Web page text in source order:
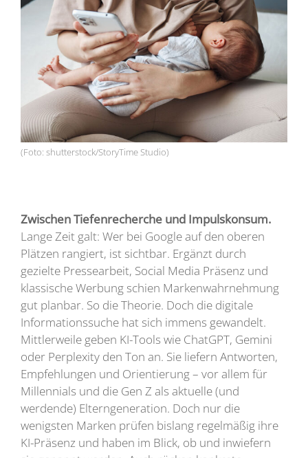
(Foto: shutterstock/StoryTime Studio)
Zwischen Tiefenrecherche und Impulskonsum.
Lange Zeit galt: Wer bei Google auf den oberen
Plätzen rangiert, ist sichtbar. Ergänzt durch
gezielte Pressearbeit, Social Media Präsenz und
klassische Werbung schien Markenwahrnehmung
gut planbar. So die Theorie. Doch die digitale
Informationssuche hat sich immens gewandelt.
Mittlerweile geben KI-Tools wie ChatGPT, Gemini
oder Perplexity den Ton an. Sie liefern Antworten,
Empfehlungen und Orientierung – vor allem für
Millennials und die Gen Z als aktuelle (und
werdende) Elterngeneration. Doch nur die
wenigsten Marken prüfen bislang regelmäßig ihre
KI-Präsenz und haben im Blick, ob und inwiefern